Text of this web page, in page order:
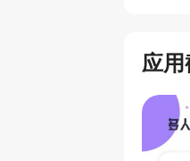
应用